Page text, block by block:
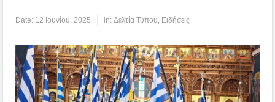
Date: 12 Ιουνίου, 2025 in:Δελτία Τύπου Ειδήσεις